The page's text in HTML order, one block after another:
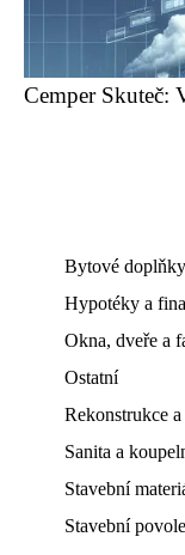
Cemper Skuteč:
Bytové
Hypotéky a
Okna, dveře a
Ostatní
Rekonstrukce
Sanita a
Stavební
Stavební